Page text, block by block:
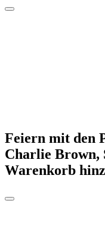
Feiern mit den
Charlie Brown,
Warenkorb